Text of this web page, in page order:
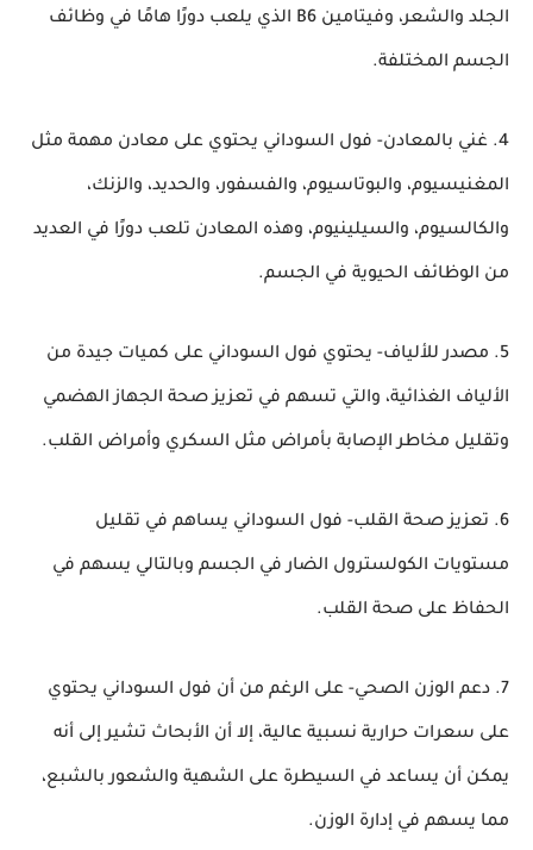
الجلد والشعر، وفيتامين B6 الذي يلعب دورًا هامًا في وظائف
الجسم المختلفة.
4. غني بالمعادن- فول السوداني يحتوي على معادن مهمة مثل
المغنيسيوم، والبوتاسيوم، والفسفور، والحديد، والزنك،
والكالسيوم، والسيلينيوم، وهذه المعادن تلعب دورًا في العديد
من الوظائف الحيوية في الجسم.
5. مصدر للألياف- يحتوي فول السوداني على كميات جيدة من
الألياف الغذائية، والتي تسهم في تعزيز صحة الجهاز الهضمي
وتقليل مخاطر الإصابة بأمراض مثل السكري وأمراض القلب.
6. تعزيز صحة القلب- فول السوداني يساهم في تقليل
مستويات الكولسترول الضار في الجسم وبالتالي يسهم في
الحفاظ على صحة القلب.
7. دعم الوزن الصحي- على الرغم من أن فول السوداني يحتوي
على سعرات حرارية نسبية عالية، إلا أن الأبحاث تشير إلى أنه
يمكن أن يساعد في السيطرة على الشهية والشعور بالشبع،
مما يسهم في إدارة الوزن.